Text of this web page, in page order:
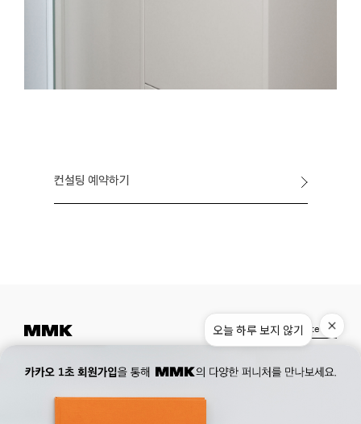
컨설팅 예약하기
Museum. 02. 777. 5887 Office.02. 777. 5778
177, Duteopbawi-ro, Yongsan-gu, Seoul, Korea
Official : hello@mmk-seoul.com
Instagram Pinterest
오늘 하루 보지 않기